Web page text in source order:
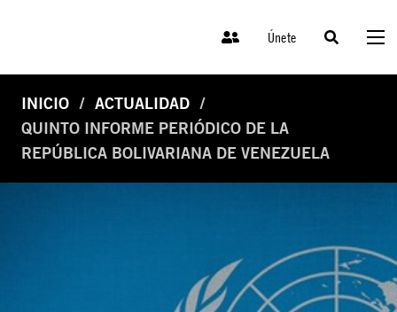
Únete
INICIO
ACTUALIDAD
QUINTO INFORME PERIÓDICO DE LA
REPÚBLICA BOLIVARIANA DE VENEZUELA